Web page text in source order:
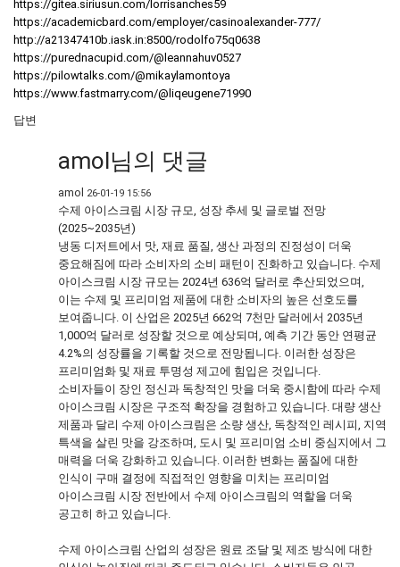
https://gitea.siriusun.com/lorrisanches59
https://academicbard.com/employer/casinoalexander-777/
http://a21347410b.iask.in:8500/rodolfo75q0638
https://purednacupid.com/@leannahuv0527
https://pilowtalks.com/@mikaylamontoya
https://www.fastmarry.com/@liqeugene71990
답변
amol님의 댓글
amol 26-01-19 15:56
수제 아이스크림 시장 규모, 성장 추세 및 글로벌 전망
(2025~2035년)
냉동 디저트에서 맛, 재료 품질, 생산 과정의 진정성이 더욱
중요해짐에 따라 소비자의 소비 패턴이 진화하고 있습니다. 수제
아이스크림 시장 규모는 2024년 636억 달러로 추산되었으며,
이는 수제 및 프리미엄 제품에 대한 소비자의 높은 선호도를
보여줍니다. 이 산업은 2025년 662억 7천만 달러에서 2035년
1,000억 달러로 성장할 것으로 예상되며, 예측 기간 동안 연평균
4.2%의 성장률을 기록할 것으로 전망됩니다. 이러한 성장은
프리미엄화 및 재료 투명성 제고에 힘입은 것입니다.
소비자들이 장인 정신과 독창적인 맛을 더욱 중시함에 따라 수제
아이스크림 시장은 구조적 확장을 경험하고 있습니다. 대량 생산
제품과 달리 수제 아이스크림은 소량 생산, 독창적인 레시피, 지역
특색을 살린 맛을 강조하며, 도시 및 프리미엄 소비 중심지에서 그
매력을 더욱 강화하고 있습니다. 이러한 변화는 품질에 대한
인식이 구매 결정에 직접적인 영향을 미치는 프리미엄
아이스크림 시장 전반에서 수제 아이스크림의 역할을 더욱
공고히 하고 있습니다.
수제 아이스크림 산업의 성장은 원료 조달 및 제조 방식에 대한